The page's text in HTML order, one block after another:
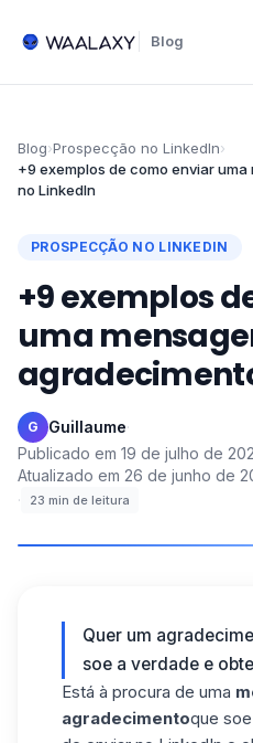
Blog
Blog›Prospecção no LinkedIn›
+9 exemplos de como enviar
no LinkedIn
PROSPECÇÃO NO LINKEDIN
+9 exemplos
uma
G Guillaume·
Publicado em 19 de julho de
Atualizado em 26 de junho de
·
23 min de leitura
Quer um
soe a verdade e
Está à procura de uma
agradecimentoque